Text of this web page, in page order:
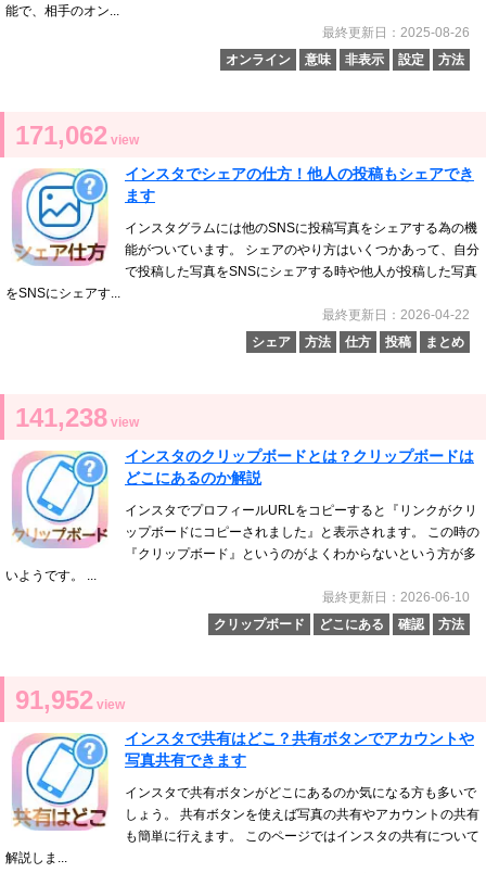
能で、相手のオン...
最終更新日：2025-08-26
オンライン
意味 非表示 設定 方法
171,062 view
インスタでシェアの仕方！他人の投稿もシェアでき
ます
インスタグラムには他のSNSに投稿写真をシェアする為の機
能がついています。 シェアのやり方はいくつかあって、自分
で投稿した写真をSNSにシェアする時や他人が投稿した写真
をSNSにシェアす...
最終更新日：2026-04-22
シェア
方法 仕方 投稿 まとめ
141,238 view
インスタのクリップボードとは？クリップボードは
どこにあるのか解説
インスタでプロフィールURLをコピーすると『リンクがクリ
ップボードにコピーされました』と表示されます。 この時の
『クリップボード』というのがよくわからないという方が多
いようです。 ...
最終更新日：2026-06-10
クリップボード
どこにある 確認 方法
91,952 view
インスタで共有はどこ？共有ボタンでアカウントや
写真共有できます
インスタで共有ボタンがどこにあるのか気になる方も多いで
しょう。 共有ボタンを使えば写真の共有やアカウントの共有
も簡単に行えます。 このページではインスタの共有について
解説しま...